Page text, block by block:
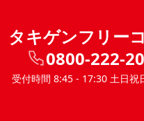
タキゲンフリー
0800-222-
受付時間 8:45 - 17:30 土日祝